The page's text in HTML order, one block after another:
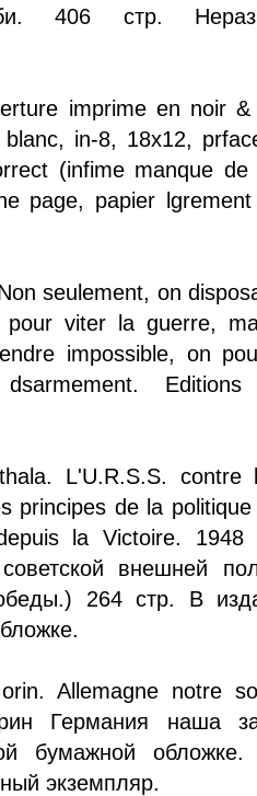
406 стр.
imprime en noir
in-8, 18x12,
(infime manque de
page, papier
seulement, on
pour viter la guerre,
impossible, on
L'U.R.S.S. contre
principes de la
la Victoire.
внешней
264 стр. В
Allemagne notre
Германия наша
бумажной
экземпляр.